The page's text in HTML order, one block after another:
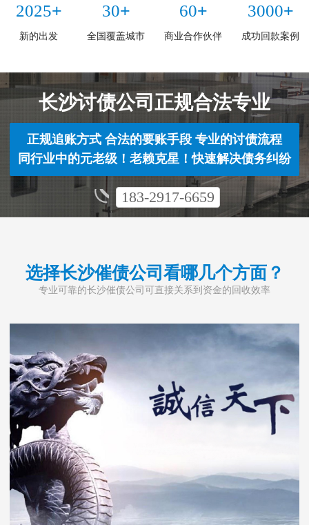
2025+
新的出发
30+
全国覆盖城市
60+
商业合作伙伴
3000+
成功回款案例
长沙讨债公司正规合法专业
正规追账方式 合法的要账手段 专业的讨债流程
同行业中的元老级！老赖克星！快速解决债务纠纷
183-2917-6659
选择长沙催债公司看哪几个方面？
专业可靠的长沙催债公司可直接关系到资金的回收效率